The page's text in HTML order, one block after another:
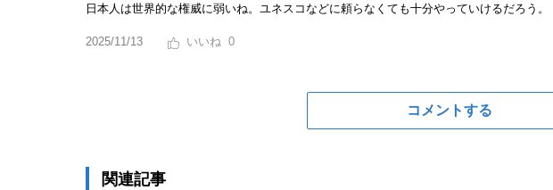
日本人は世界的な権威に弱いね。ユネスコなどに頼らなくても十分やっていけるだろう。
2025/11/13 0
コメントする
関連記事